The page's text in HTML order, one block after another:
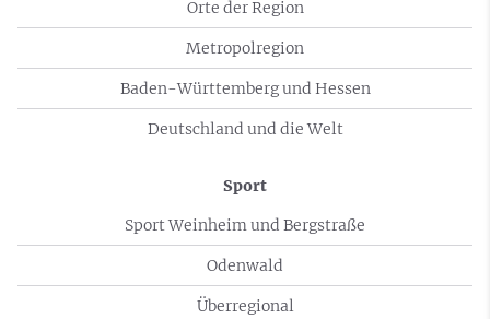
Orte der Region
Metropolregion
Baden-Württemberg und Hessen
Deutschland und die Welt
Sport
Sport Weinheim und Bergstraße
Odenwald
Überregional